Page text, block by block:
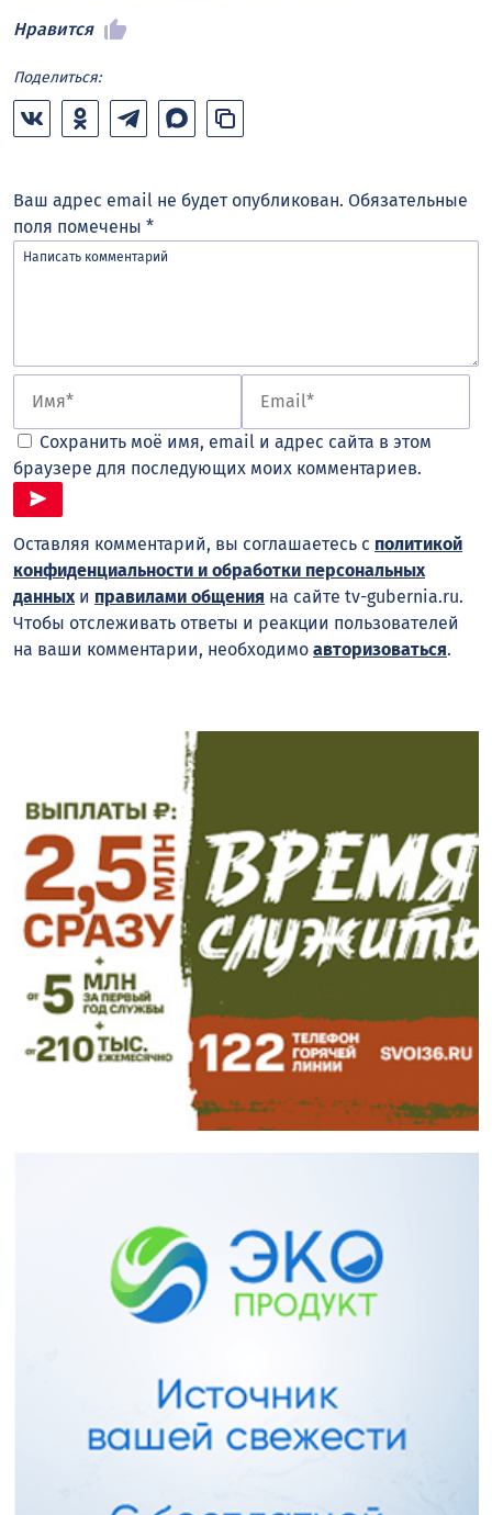
Нравится
Поделиться:
Ваш адрес email не будет опубликован. Обязательные
поля помечены *
Сохранить моё имя, email и адрес сайта в этом
браузере для последующих моих комментариев.
Оставляя комментарий, вы соглашаетесь с политикой
конфиденциальности и обработки персональных
данных и правилами общения на сайте tv-gubernia.ru.
Чтобы отслеживать ответы и реакции пользователей
на ваши комментарии, необходимо авторизоваться.